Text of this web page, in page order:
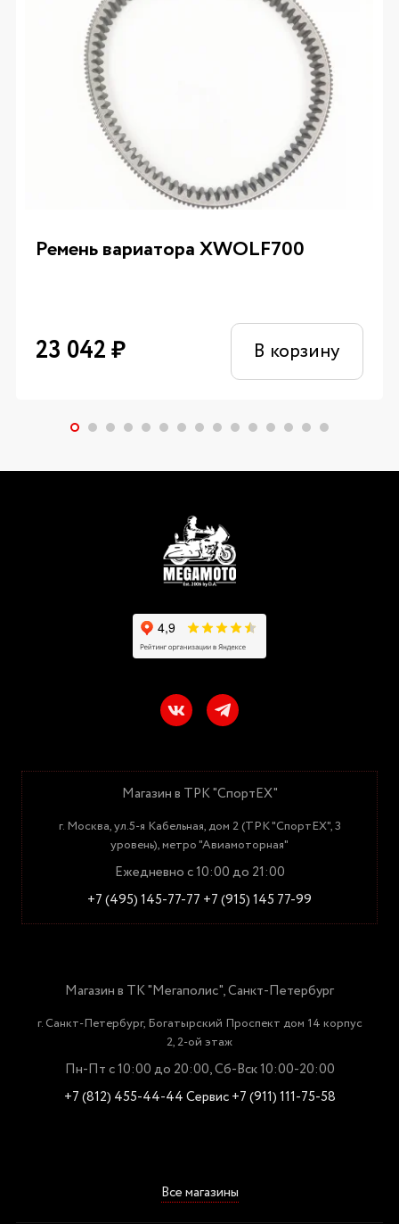
Ремень вариатора XWOLF700
23 042₽ В корзину
Магазин в ТРК "СпортЕХ"
г. Москва, ул.5-я Кабельная, дом 2 (ТРК "СпортЕХ", 3
уровень), метро "Авиамоторная"
Ежедневно с 10:00 до 21:00
+7 (495) 145-77-77 +7 (915) 145 77-99
Магазин в ТК "Мегаполис", Санкт-Петербург
г. Санкт-Петербург, Богатырский Проспект дом 14 корпус
2, 2-ой этаж
Пн-Пт с 10:00 до 20:00, Сб-Вск 10:00-20:00
+7 (812) 455-44-44Сервис +7 (911) 111-75-58
Все магазины